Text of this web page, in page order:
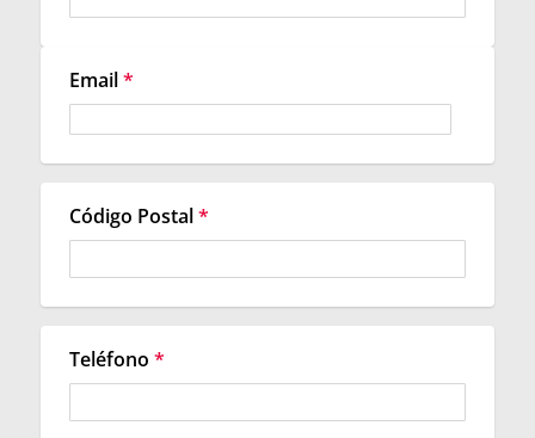
Email*
Código Postal*
Teléfono *